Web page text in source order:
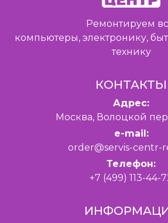
Ремонтируем
компьютеры, электронику,
технику
КОНТАКТЫ
Адрес:
Москва, Волоцкой
e-mail:
order@servis-centr-
Телефон:
+7 (499) 113-44-